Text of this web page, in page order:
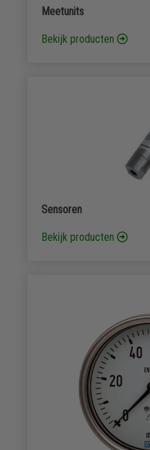
Meetunits
Bekijk producten
Sensoren
Bekijk producten